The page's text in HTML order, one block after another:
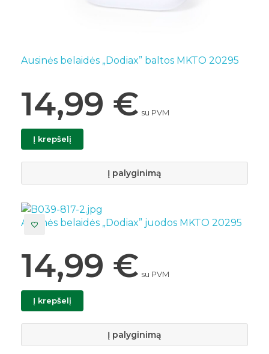
Ausinės belaidės „Dodiax” baltos MKTO 20295
14,99 € su PVM
Į krepšelį
Į palyginimą
Ausinės belaidės „Dodiax” juodos MKTO 20295
14,99 € su PVM
Į krepšelį
Į palyginimą